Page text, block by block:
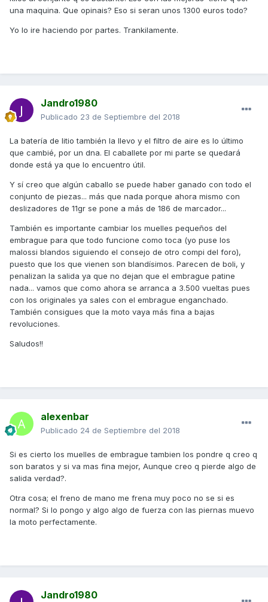
una maquina. Que opinais? Eso si seran unos 1300 euros todo?
Yo lo ire haciendo por partes. Trankilamente.
Jandro1980
Publicado 23 de Septiembre del 2018
La batería de litio también la llevo y el filtro de aire es lo último
que cambié, por un dna. El caballete por mi parte se quedará
donde está ya que lo encuentro útil.
Y sí creo que algún caballo se puede haber ganado con todo el
conjunto de piezas... más que nada porque ahora mismo con
deslizadores de 11gr se pone a más de 186 de marcador...
También es importante cambiar los muelles pequeños del
embrague para que todo funcione como toca (yo puse los
malossi blandos siguiendo el consejo de otro compi del foro),
puesto que los que vienen son blandísimos. Parecen de boli, y
penalizan la salida ya que no dejan que el embrague patine
nada... vamos que como ahora se arranca a 3.500 vueltas pues
con los originales ya sales con el embrague enganchado.
También consigues que la moto vaya más fina a bajas
revoluciones.
Saludos!!
alexenbar
Publicado 24 de Septiembre del 2018
Si es cierto los muelles de embrague tambien los pondre q creo q
son baratos y si va mas fina mejor, Aunque creo q pierde algo de
salida verdad?.
Otra cosa; el freno de mano me frena muy poco no se si es
normal? Si lo pongo y algo algo de fuerza con las piernas muevo
la moto perfectamente.
Jandro1980